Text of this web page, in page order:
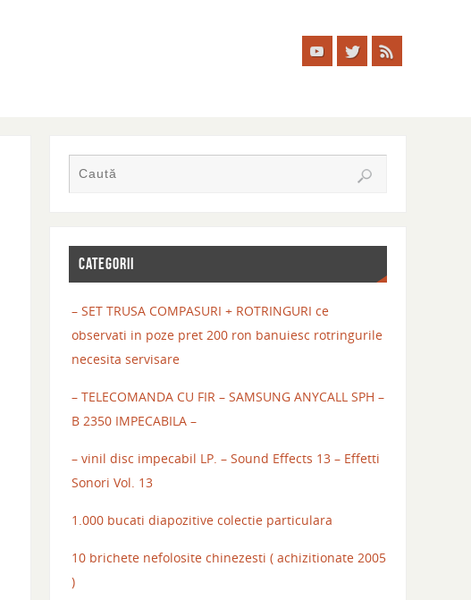
CATEGORII
– SET TRUSA COMPASURI + ROTRINGURI ce
observati in poze pret 200 ron banuiesc rotringurile
necesita servisare
– TELECOMANDA CU FIR – SAMSUNG ANYCALL SPH –
B 2350 IMPECABILA –
– vinil disc impecabil LP. – Sound Effects 13 – Effetti
Sonori Vol. 13
1.000 bucati diapozitive colectie particulara
10 brichete nefolosite chinezesti ( achizitionate 2005
)